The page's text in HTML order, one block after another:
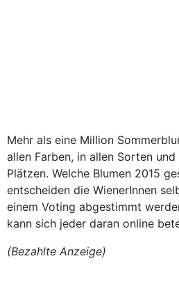
Mehr als eine Million
allen Farben, in allen Sorten
Plätzen. Welche Blumen 2015
entscheiden die WienerInnen
einem Voting abgestimmt
kann sich jeder daran online
(Bezahlte Anzeige)